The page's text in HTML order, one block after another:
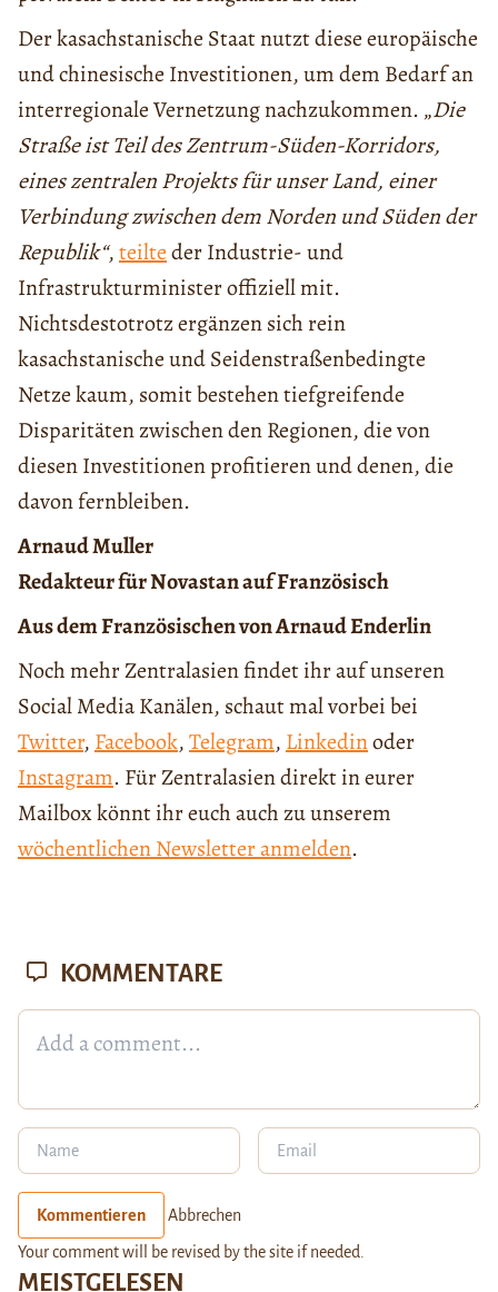
Der kasachstanische Staat nutzt diese europäische
und chinesische Investitionen, um dem Bedarf an
interregionale Vernetzung nachzukommen. „Die
Straße ist Teil des Zentrum-Süden-Korridors,
eines zentralen Projekts für unser Land, einer
Verbindung zwischen dem Norden und Süden der
Republik“,teilteder Industrie- und
Infrastrukturminister offiziell mit.
Nichtsdestotrotz ergänzen sich rein
kasachstanische und Seidenstraßenbedingte
Netze kaum, somit bestehen tiefgreifende
Disparitäten zwischen den Regionen, die von
diesen Investitionen profitieren und denen, die
davon fernbleiben.
Arnaud Muller
Redakteur für Novastan auf Französisch
Aus dem Französischen von Arnaud Enderlin
Noch mehr Zentralasien findet ihr auf unseren
Social Media Kanälen, schaut mal vorbei bei
Twitter, Facebook,Telegram, Linkedinoder
Instagram. Für Zentralasien direkt in eurer
Mailbox könnt ihr euch auch zu unserem
wöchentlichen Newsletter anmelden.
MEISTGELESEN
KOMMENTARE
Kommentieren Abbrechen
Your comment will be revised by the site if needed.